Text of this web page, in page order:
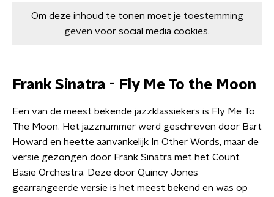
Om deze inhoud te tonen moet je toestemming
geven voor social media cookies.
Frank Sinatra - Fly Me To the Moon
Een van de meest bekende jazzklassiekers is Fly Me To
The Moon. Het jazznummer werd geschreven door Bart
Howard en heette aanvankelijk In Other Words, maar de
versie gezongen door Frank Sinatra met het Count
Basie Orchestra. Deze door Quincy Jones
gearrangeerde versie is het meest bekend en was op